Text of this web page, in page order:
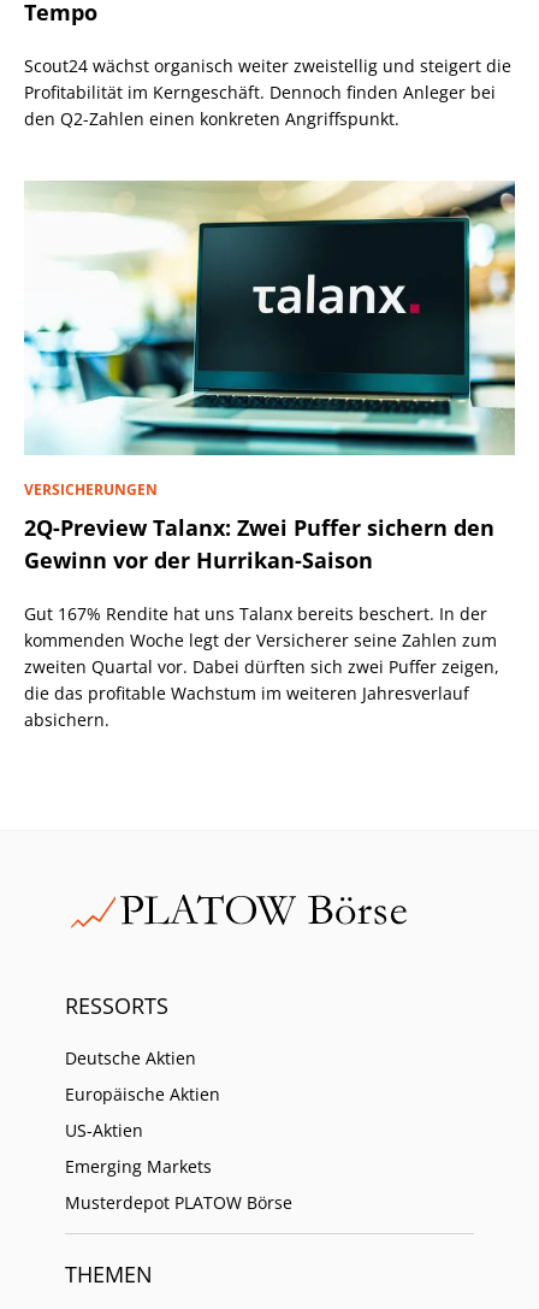
Tempo
Scout24 wächst organisch weiter zweistellig und steigert die
Profitabilität im Kerngeschäft. Dennoch finden Anleger bei
den Q2-Zahlen einen konkreten Angriffspunkt.
VERSICHERUNGEN
2Q-Preview Talanx: Zwei Puffer sichern den
Gewinn vor der Hurrikan-Saison
Gut 167% Rendite hat uns Talanx bereits beschert. In der
kommenden Woche legt der Versicherer seine Zahlen zum
zweiten Quartal vor. Dabei dürften sich zwei Puffer zeigen,
die das profitable Wachstum im weiteren Jahresverlauf
absichern.
RESSORTS
Deutsche Aktien
Europäische Aktien
US-Aktien
Emerging Markets
Musterdepot PLATOW Börse
THEMEN